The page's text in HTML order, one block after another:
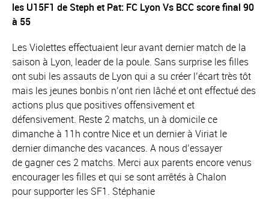
les U15F1 de Steph et Pat: FC Lyon Vs BCC score final 90
à 55
Les Violettes effectuaient leur avant dernier match de la
saison à Lyon, leader de la poule. Sans surprise les filles
ont subi les assauts de Lyon qui a su créer l’écart très tôt
mais les jeunes bonbis n’ont rien lâché et ont effectué des
actions plus que positives offensivement et
défensivement. Reste 2 matchs, un à domicile ce
dimanche à 11h contre Nice et un dernier à Viriat le
dernier dimanche des vacances. A nous d’essayer
de gagner ces 2 matchs. Merci aux parents encore venus
encourager les filles et qui se sont arrêtés à Chalon
pour supporter les SF1. Stéphanie